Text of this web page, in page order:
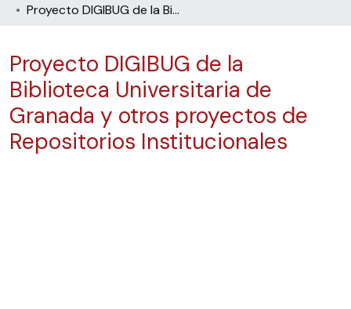
Proyecto DIGIBUG de la Biblioteca Universitaria de Granada y otros proyectos de Repositorios Institucionales
Proyecto DIGIBUG de la
Biblioteca Universitaria de
Granada y otros proyectos de
Repositorios Institucionales